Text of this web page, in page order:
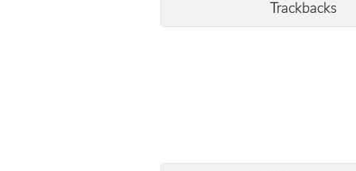
Trackbacks